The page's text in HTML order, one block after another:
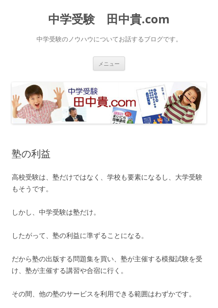
中学受験 田中貴.com
中学受験のノウハウについてお話するブログです。
メニュー
ス
キ
ッ
プ
塾の利益
高校受験は、塾だけではなく、学校も要素になるし、大学受験
もそうです。
しかし、中学受験は塾だけ。
したがって、塾の利益に準ずることになる。
だから塾の出版する問題集を買い、塾が主催する模擬試験を受
け、塾が主催する講習や合宿に行く。
その間、他の塾のサービスを利用できる範囲はわずかです。